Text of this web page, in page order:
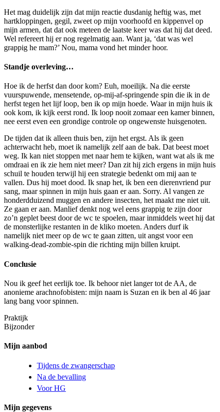
Het mag duidelijk zijn dat mijn reactie dusdanig heftig was, met
hartkloppingen, gegil, zweet op mijn voorhoofd en kippenvel op
mijn armen, dat dat ook meteen de laatste keer was dat hij dat deed.
Wel refereert hij er nog regelmatig aan. Want ja, ‘dat was wel
grappig he mam?’ Nou, mama vond het minder hoor.
Standje overleving…
Hoe ik de herfst dan door kom? Euh, moeilijk. Na die eerste
vuurspuwende, mensetende, op-mij-af-springende spin die ik in de
herfst tegen het lijf loop, ben ik op mijn hoede. Waar in mijn huis ik
ook kom, ik kijk eerst rond. Ik loop nooit zomaar een kamer binnen,
nee eerst even een grondige controle op ongewenste huisgenoten.
De tijden dat ik alleen thuis ben, zijn het ergst. Als ik geen
achterwacht heb, moet ik namelijk zelf aan de bak. Dat beest moet
weg. Ik kan niet stoppen met naar hem te kijken, want wat als ik me
omdraai en ik zie hem niet meer? Dan zit hij zich ergens in mijn huis
schuil te houden terwijl hij een strategie bedenkt om mij aan te
vallen. Dus hij moet dood. Ik snap het, ik ben een dierenvriend pur
sang, maar spinnen in mijn huis gaan er aan. Sorry. Al vangen ze
honderdduizend muggen en andere insecten, het maakt me niet uit.
Ze gaan er aan. Manlief denkt nog wel eens grappig te zijn door
zo’n geplet beest door de wc te spoelen, maar inmiddels weet hij dat
de monsterlijke restanten in de kliko moeten. Anders durf ik
namelijk niet meer op de wc te gaan zitten, uit angst voor een
walking-dead-zombie-spin die richting mijn billen kruipt.
Conclusie
Nou ik geef het eerlijk toe. Ik behoor niet langer tot de AA, de
anonieme arachnofobisten: mijn naam is Suzan en ik ben al 46 jaar
lang bang voor spinnen.
Praktijk
Bijzonder
Mijn aanbod
Tijdens de zwangerschap
Na de bevalling
Voor HG
Mijn gegevens